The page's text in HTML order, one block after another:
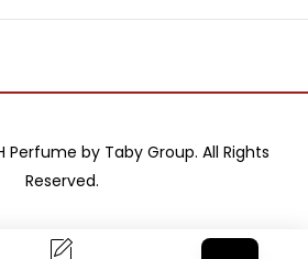
Perfume by Taby Group. All Rights
Reserved.